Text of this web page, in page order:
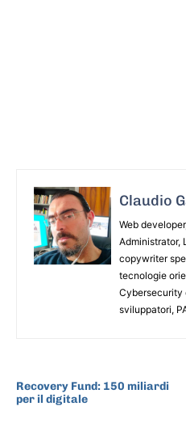
Claudio
Web
Administrator,
copywriter
tecnologie
Cybersecurity
sviluppatori,
Recovery Fund: 150 miliardi
per il digitale